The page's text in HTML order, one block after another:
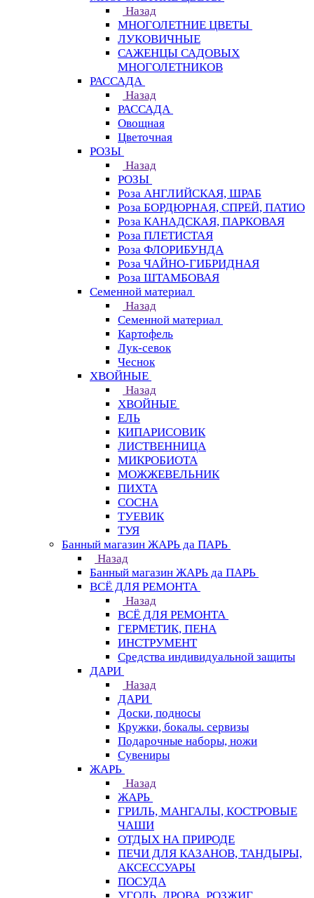
Назад
МНОГОЛЕТНИЕ ЦВЕТЫ
ЛУКОВИЧНЫЕ
САЖЕНЦЫ САДОВЫХ
МНОГОЛЕТНИКОВ
РАССАДА
Назад
РАССАДА
Овощная
Цветочная
РОЗЫ
Назад
РОЗЫ
Роза АНГЛИЙСКАЯ, ШРАБ
Роза БОРДЮРНАЯ, СПРЕЙ, ПАТИО
Роза КАНАДСКАЯ, ПАРКОВАЯ
Роза ПЛЕТИСТАЯ
Роза ФЛОРИБУНДА
Роза ЧАЙНО-ГИБРИДНАЯ
Роза ШТАМБОВАЯ
Семенной материал
Назад
Семенной материал
Картофель
Лук-севок
Чеснок
ХВОЙНЫЕ
Назад
ХВОЙНЫЕ
ЕЛЬ
КИПАРИСОВИК
ЛИСТВЕННИЦА
МИКРОБИОТА
МОЖЖЕВЕЛЬНИК
ПИХТА
СОСНА
ТУЕВИК
ТУЯ
Банный магазин ЖАРЬ да ПАРЬ
Назад
Банный магазин ЖАРЬ да ПАРЬ
ВСЁ ДЛЯ РЕМОНТА
Назад
ВСЁ ДЛЯ РЕМОНТА
ГЕРМЕТИК, ПЕНА
ИНСТРУМЕНТ
Средства индивидуальной защиты
ДАРИ
Назад
ДАРИ
Доски, подносы
Кружки, бокалы. сервизы
Подарочные наборы, ножи
Сувениры
ЖАРЬ
Назад
ЖАРЬ
ГРИЛЬ, МАНГАЛЫ, КОСТРОВЫЕ
ЧАШИ
ОТДЫХ НА ПРИРОДЕ
ПЕЧИ ДЛЯ КАЗАНОВ, ТАНДЫРЫ,
АКСЕССУАРЫ
ПОСУДА